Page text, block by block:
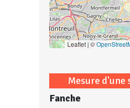
Leaflet | ©
Mesure d'une
Fanche